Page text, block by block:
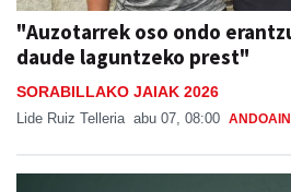
"Auzotarrek oso ondo
daude laguntzeko prest"
SORABILLAKO JAIAK 2026
Lide Ruiz Telleria abu 07, 08:00 ANDOAIN